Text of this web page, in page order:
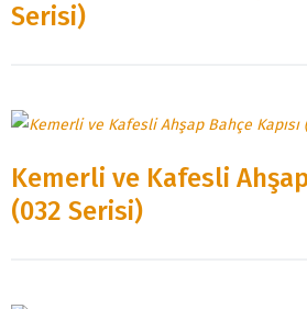
Serisi)
Kemerli ve Kafesli Ahşap
(032 Serisi)